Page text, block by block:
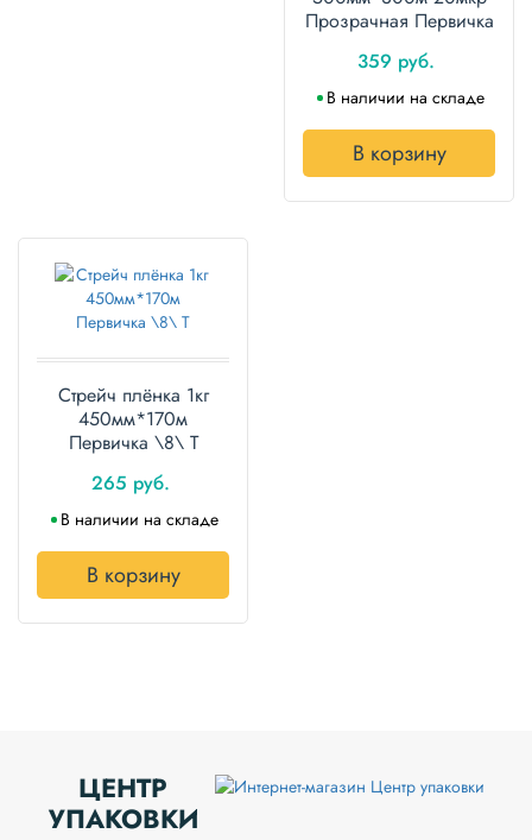
Прозрачная Первичка
359 руб.
В наличии на складе
В корзину
Стрейч плёнка 1кг
450мм*170м
Первичка \8\ Т
265 руб.
В наличии на складе
В корзину
ЦЕНТР
УПАКОВКИ